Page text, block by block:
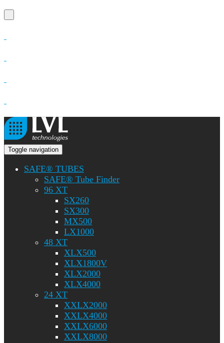
Toggle navigation
SAFE® TUBES
SAFE® Tube Finder
96 XT
SX260
SX300
MX500
LX1000
48 XT
XLX500
XLX1800V
XLX2000
XLX4000
24 XT
XXLX2000
XXLX4000
XXLX6000
XXLX8000